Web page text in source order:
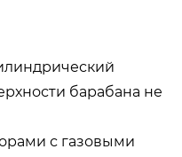
барабана не
с газовыми